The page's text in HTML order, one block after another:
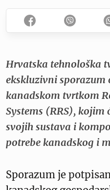
Hrvatska tehnološka
ekskluzivni sporazum
kanadskom tvrtkom
Systems (RRS),
svojih sustava i
potrebe kanadskog i
Sporazum je